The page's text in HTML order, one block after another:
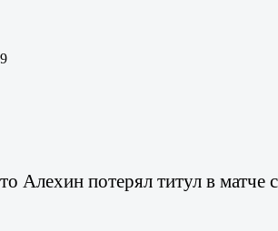
Алехин потерял титул в матче